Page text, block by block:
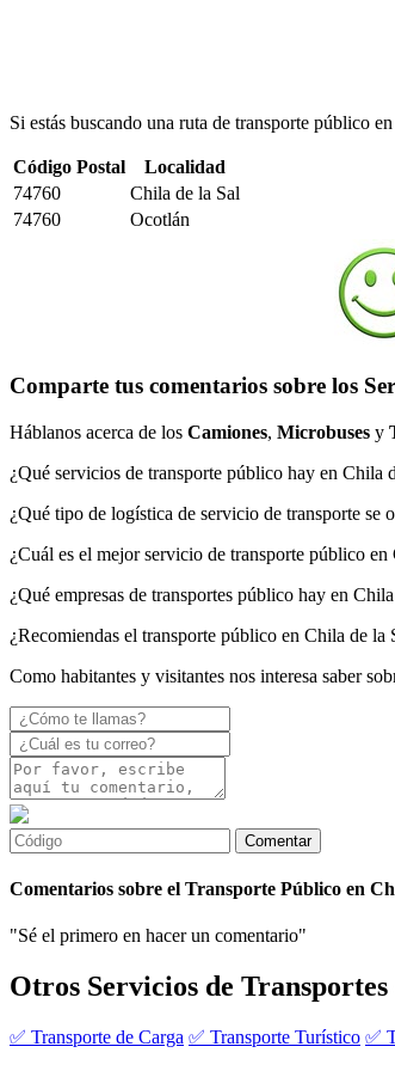
Si estás buscando una ruta de transporte público en
Código Postal
Localidad
74760
Chila de la Sal
74760
Ocotlán
Comparte tus comentarios sobre los
Háblanos acerca de los Camiones, Microbuses y
¿Qué servicios de transporte público hay en Chila
¿Qué tipo de logística de servicio de transporte se
¿Cuál es el mejor servicio de transporte público
¿Qué empresas de transportes público hay en
¿Recomiendas el transporte público en Chila de la
Como habitantes y visitantes nos interesa saber
Comentarios sobre el Transporte Público en
"Sé el primero en hacer un comentario"
Otros Servicios de
✅ Transporte de Carga ✅ Transporte Turístico ✅